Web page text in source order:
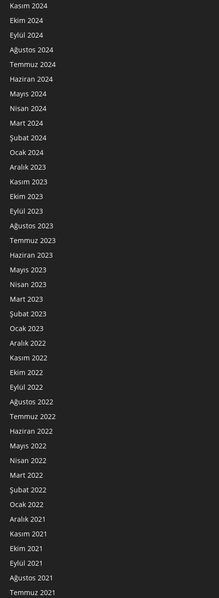
Kasım 2024
Ekim 2024
Eylül 2024
Ağustos 2024
Temmuz 2024
Haziran 2024
Mayıs 2024
Nisan 2024
Mart 2024
Şubat 2024
Ocak 2024
Aralık 2023
Kasım 2023
Ekim 2023
Eylül 2023
Ağustos 2023
Temmuz 2023
Haziran 2023
Mayıs 2023
Nisan 2023
Mart 2023
Şubat 2023
Ocak 2023
Aralık 2022
Kasım 2022
Ekim 2022
Eylül 2022
Ağustos 2022
Temmuz 2022
Haziran 2022
Mayıs 2022
Nisan 2022
Mart 2022
Şubat 2022
Ocak 2022
Aralık 2021
Kasım 2021
Ekim 2021
Eylül 2021
Ağustos 2021
Temmuz 2021